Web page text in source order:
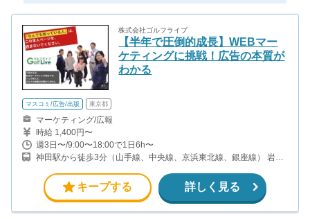
株式会社ゴルフライブ
【半年で圧倒的成長】WEBマー
ケティングに挑戦！広告の本質が
わかる
マスコミ/広告/出版 東京都
マーケティング/広報
時給 1,400円〜
週3日〜/9:00〜18:00で1日6h〜
神田駅から徒歩3分（山手線、中央線、京浜東北線、銀座線） 岩本
線） 新御茶ノ水駅から徒歩12分（千代田線）
キープする 詳しく見る